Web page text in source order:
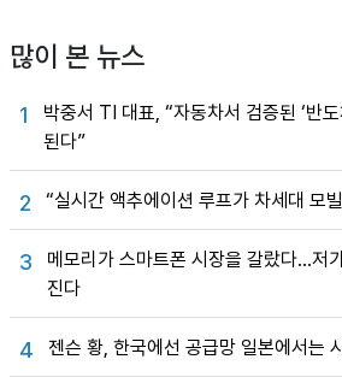
많이 본 뉴스
1
박중서 TI 대표, “자동차서 검증된 ‘반
된다”
2 “실시간 액추에이션 루프가 차세대 모
3
메모리가 스마트폰 시장을 갈랐다…저
진다
4 젠슨 황, 한국에선 공급망 일본에서는